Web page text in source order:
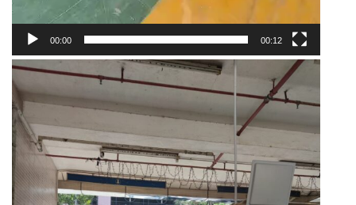
00:00 00:12